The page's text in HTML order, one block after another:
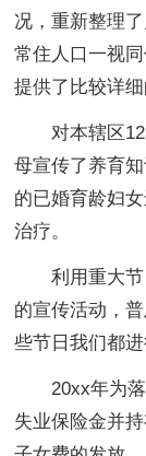
况，重新整理
常住人口一视
提供了比较详细
对本辖区
母宣传了养育
的已婚育龄妇
治疗。
利用重大
的宣传活动，普
些节日我们都
20xx年为
失业保险金并